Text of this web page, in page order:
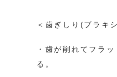
＜歯ぎしり(ブラキ
・歯が削れてフラ
る。